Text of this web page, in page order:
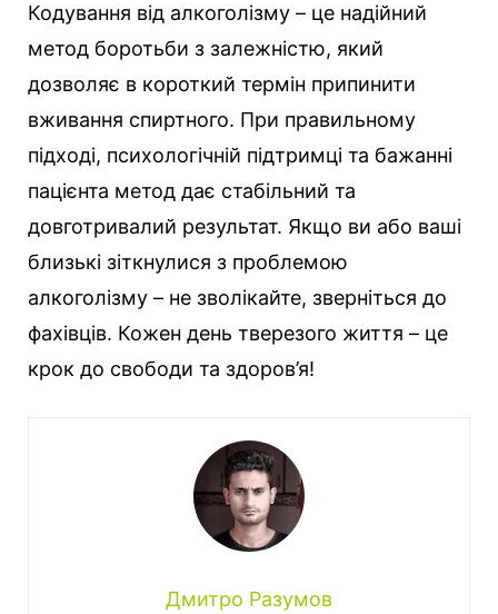
Кодування від алкоголізму – це надійний
метод боротьби з залежністю, який
дозволяє в короткий термін припинити
вживання спиртного. При правильному
підході, психологічній підтримці та бажанні
пацієнта метод дає стабільний та
довготривалий результат. Якщо ви або ваші
близькі зіткнулися з проблемою
алкоголізму – не зволікайте, зверніться до
фахівців. Кожен день тверезого життя – це
крок до свободи та здоров’я!
Дмитро Разумов